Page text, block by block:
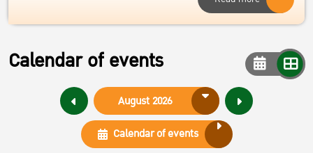
Online Financial Scams”วันศุกร์ที่ 14 สิงหาคม 2569
เวลา 09.30 – 12.00 น.
Calendar of events
Calendar of events